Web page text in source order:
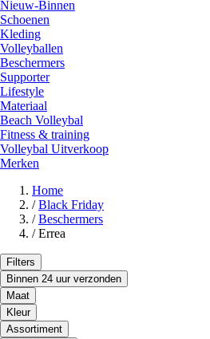
Nieuw-Binnen
Schoenen
Kleding
Volleyballen
Beschermers
Supporter
Lifestyle
Materiaal
Beach Volleybal
Fitness & training
Volleybal Uitverkoop
Merken
Home
/ Black Friday
/ Beschermers
/ Errea
Filters
Binnen 24 uur verzonden
Maat
Kleur
Assortiment